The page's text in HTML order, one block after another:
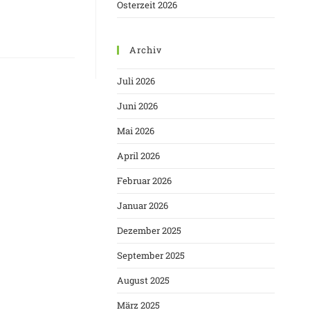
Osterzeit 2026
Archiv
Juli 2026
Juni 2026
Mai 2026
April 2026
Februar 2026
Januar 2026
Dezember 2025
September 2025
August 2025
März 2025